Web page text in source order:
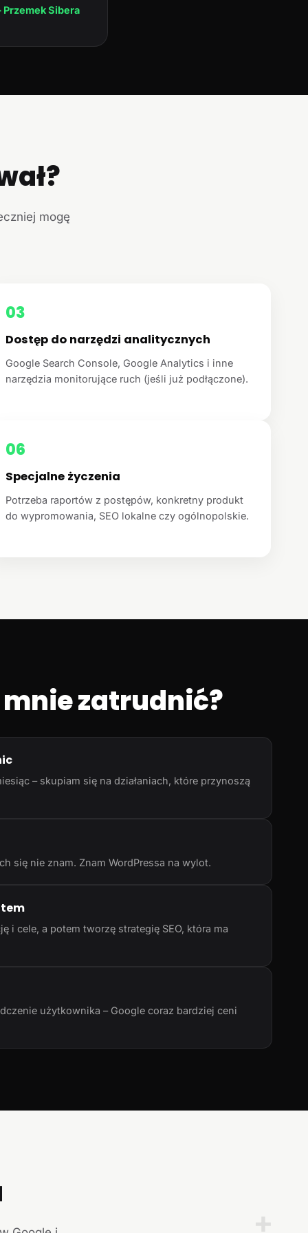
Sibera
mogę
03
Dostęp do narzędzi analitycznych
Google Search Console, Google Analytics i inne
narzędzia monitorujące ruch (jeśli już podłączone).
06
Specjalne życzenia
Potrzeba raportów z postępów, konkretny produkt
do wypromowania, SEO lokalne czy ogólnopolskie.
zatrudnić?
– skupiam się na działaniach, które przynoszą
się nie znam. Znam WordPressa na wylot.
i cele, a potem tworzę strategię SEO, która ma
użytkownika – Google coraz bardziej ceni
+